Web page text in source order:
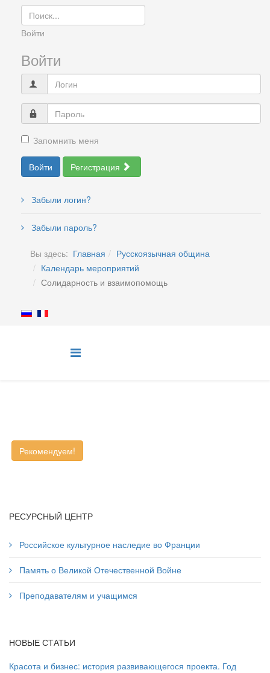
Войти
Войти
Запомнить меня
Войти Регистрация
Забыли логин?
Забыли пароль?
Вы здесь: Главная
Русскоязычная община
Календарь мероприятий
Солидарность и взаимопомощь
Рекомендуем!
РЕСУРСНЫЙ ЦЕНТР
Российское культурное наследие во Франции
Память о Великой Отечественной Войне
Преподавателям и учащимся
НОВЫЕ СТАТЬИ
Красота и бизнес: история развивающегося проекта. Год